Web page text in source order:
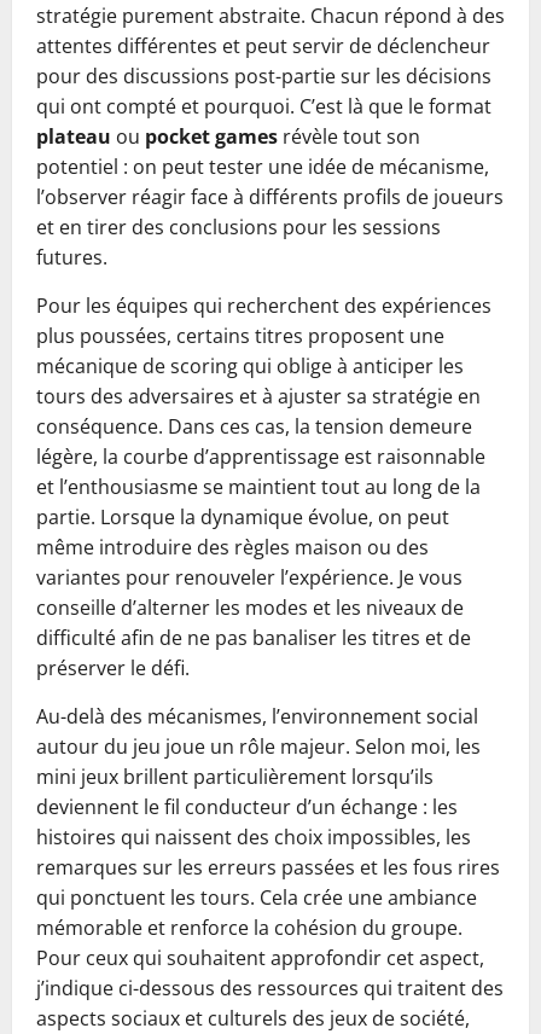
stratégie purement abstraite. Chacun répond à des
attentes différentes et peut servir de déclencheur
pour des discussions post-partie sur les décisions
qui ont compté et pourquoi. C’est là que le format
plateau ou pocket games révèle tout son
potentiel : on peut tester une idée de mécanisme,
l’observer réagir face à différents profils de joueurs
et en tirer des conclusions pour les sessions
futures.
Pour les équipes qui recherchent des expériences
plus poussées, certains titres proposent une
mécanique de scoring qui oblige à anticiper les
tours des adversaires et à ajuster sa stratégie en
conséquence. Dans ces cas, la tension demeure
légère, la courbe d’apprentissage est raisonnable
et l’enthousiasme se maintient tout au long de la
partie. Lorsque la dynamique évolue, on peut
même introduire des règles maison ou des
variantes pour renouveler l’expérience. Je vous
conseille d’alterner les modes et les niveaux de
difficulté afin de ne pas banaliser les titres et de
préserver le défi.
Au-delà des mécanismes, l’environnement social
autour du jeu joue un rôle majeur. Selon moi, les
mini jeux brillent particulièrement lorsqu’ils
deviennent le fil conducteur d’un échange : les
histoires qui naissent des choix impossibles, les
remarques sur les erreurs passées et les fous rires
qui ponctuent les tours. Cela crée une ambiance
mémorable et renforce la cohésion du groupe.
Pour ceux qui souhaitent approfondir cet aspect,
j’indique ci-dessous des ressources qui traitent des
aspects sociaux et culturels des jeux de société,